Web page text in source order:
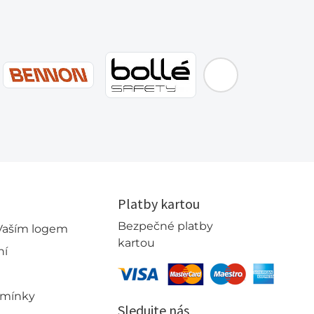
logem
Platby kartou
Bezpečné platby
kartou
Sledujte nás